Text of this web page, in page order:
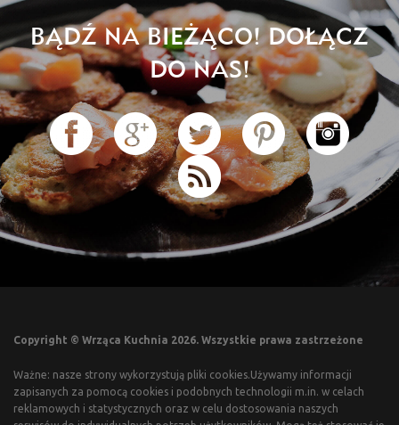
BĄDŹ NA BIEŻĄCO! DOŁĄCZ
DO NAS!
Copyright © Wrząca Kuchnia 2026. Wszystkie prawa zastrzeżone
Ważne: nasze strony wykorzystują pliki cookies.Używamy informacji
zapisanych za pomocą cookies i podobnych technologii m.in. w celach
reklamowych i statystycznych oraz w celu dostosowania naszych